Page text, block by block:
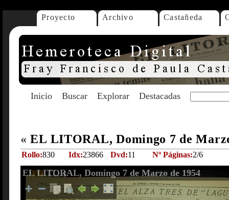
Proyecto Archivo Castañeda
Inicio Buscar Explorar Destacadas
« EL LITORAL, Domingo 7 de
Rollo:830 Idx:23866 Dvd:11 Nº Páginas:2/6
EL LITORAL, Domingo 7 de Marzo de 1954